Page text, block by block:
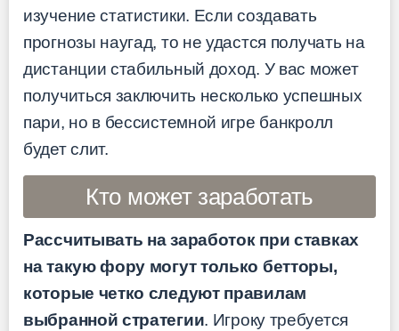
изучение статистики. Если создавать
прогнозы наугад, то не удастся получать на
дистанции стабильный доход. У вас может
получиться заключить несколько успешных
пари, но в бессистемной игре банкролл
будет слит.
Кто может заработать
Рассчитывать на заработок при ставках
на такую фору могут только бетторы,
которые четко следуют правилам
выбранной стратегии. Игроку требуется